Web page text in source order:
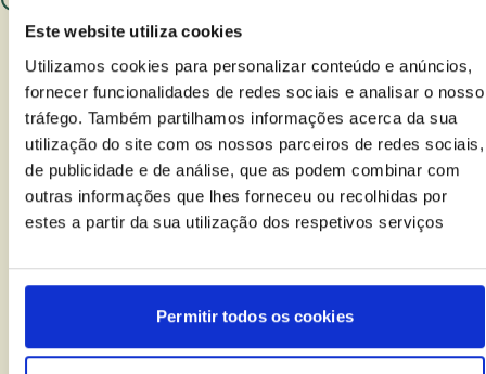
Este website utiliza cookies
Utilizamos cookies para personalizar conteúdo e anúncios,
fornecer funcionalidades de redes sociais e analisar o nosso
tráfego. Também partilhamos informações acerca da sua
utilização do site com os nossos parceiros de redes sociais,
de publicidade e de análise, que as podem combinar com
outras informações que lhes forneceu ou recolhidas por
estes a partir da sua utilização dos respetivos serviços
Permitir todos os cookies
tratamento no estrangeiro?
Se viajar para uma clínica fora do seu país de residência,
asseguramos um processo sem complicações.
Coordenamos diretamente com a clínica que escolher
para garantir que o seu esperma de doador chega com
bastante antecedência em relação à data do seu
tratamento.
global, assegurando que:
Envio internacional: O seu esperma de doador é
entregue em segurança a quase qualquer clínica no